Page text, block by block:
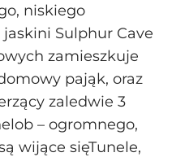
niskiego
Sulphur Cave
zamieszkuje
pająk, oraz
zaledwie 3
– ogromnego,
wijące sięTunele,